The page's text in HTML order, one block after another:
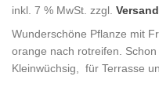
inkl. 7 % MwSt. zzgl.
Wunderschöne Pflanze mit
orange nach rotreifen.
Kleinwüchsig, für Terrasse